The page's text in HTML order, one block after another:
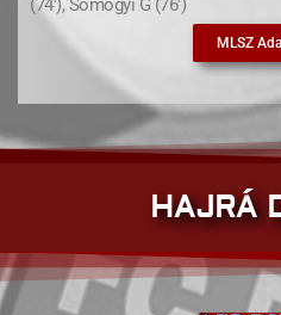
(74′), Somogyi G (76′)
MLSZ
HAJRÁ